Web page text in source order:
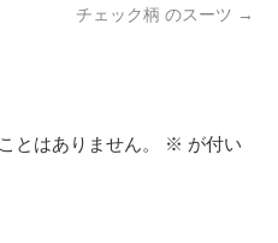
チェック柄 のスーツ →
とはありません。 ※ が付い